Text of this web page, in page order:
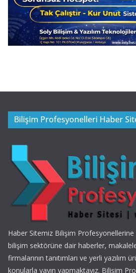
Bilişim Profesyonelleri Haber
Haber Sitemiz Bilişim
bilişim sektörüne dair haberler,
firmalarının tanıtımları ve yerli yazılım
konularla yayın yapmaktayız. Bilişim